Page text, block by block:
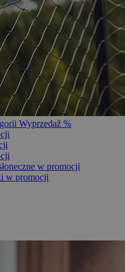
Wyprzedaž %
w promocji
w promocji